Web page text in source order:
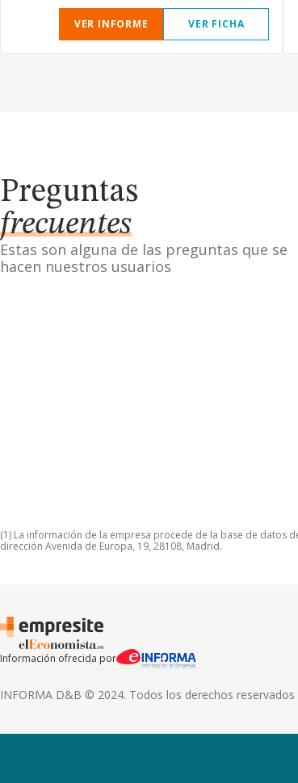
VER INFORME VER FICHA
Preguntas
frecuentes
Estas son alguna de las preguntas que se
hacen nuestros usuarios
(1) La información de la empresa procede de la base de datos
dirección Avenida de Europa, 19, 28108, Madrid.
Información ofrecida por
INFORMA D&B © 2024. Todos los derechos reservados